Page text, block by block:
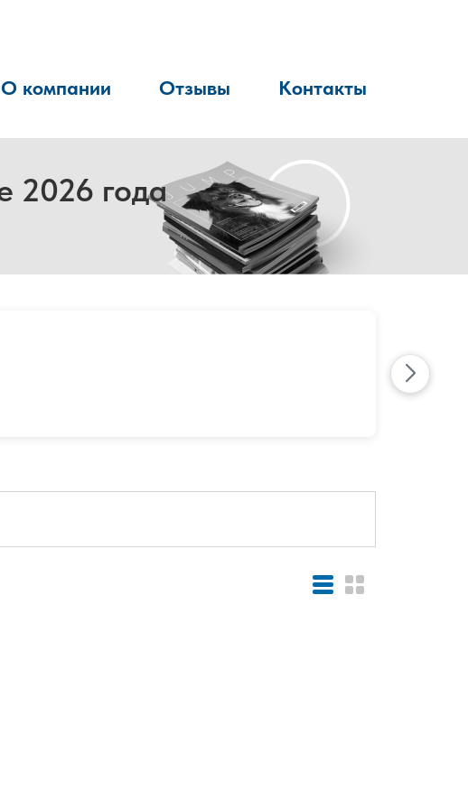
О компании Отзывы Контакты
2026 года